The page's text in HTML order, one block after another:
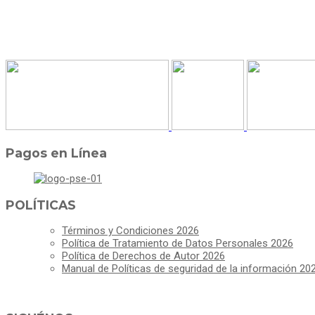
Pagos en Línea
POLÍTICAS
Términos y Condiciones 2026
Política de Tratamiento de Datos Personales 2026
Política de Derechos de Autor 2026
Manual de Políticas de seguridad de la información